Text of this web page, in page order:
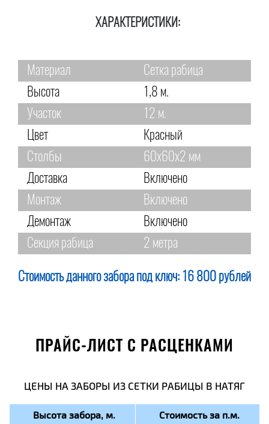
ХАРАКТЕРИСТИКИ:
Материал
Сетка рабица
Высота
1,8 м.
Участок
12 м.
Цвет
Красный
Столбы
60х60х2 мм
Доставка
Включено
Монтаж
Включено
Демонтаж
Включено
Секция рабица
2 метра
Стоимость данного забора под ключ: 16 800 рублей
ПРАЙС-ЛИСТ С РАСЦЕНКАМИ
ЦЕНЫ НА ЗАБОРЫ ИЗ СЕТКИ РАБИЦЫ В НАТЯГ
Высота забора, м. Стоимость за п.м.